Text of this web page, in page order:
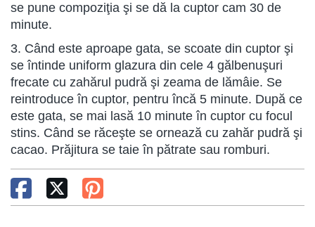
se pune compoziţia şi se dă la cuptor cam 30 de
minute.
3. Când este aproape gata, se scoate din cuptor şi
se întinde uniform glazura din cele 4 gălbenuşuri
frecate cu zahărul pudră şi zeama de lămâie. Se
reintroduce în cuptor, pentru încă 5 minute. După ce
este gata, se mai lasă 10 minute în cuptor cu focul
stins. Când se răceşte se ornează cu zahăr pudră şi
cacao. Prăjitura se taie în pătrate sau romburi.